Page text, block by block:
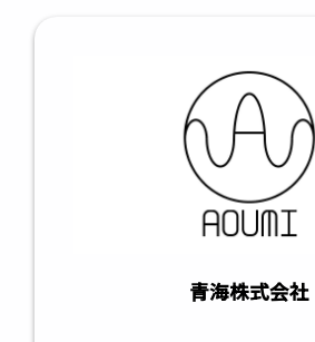
青海株式会社